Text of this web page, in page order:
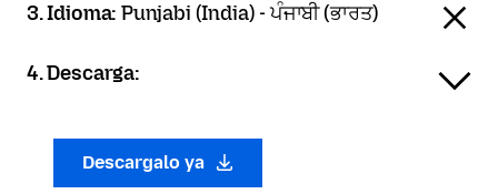
3. Idioma:Punjabi (India) - ਪੰਜਾਬੀ (ਭਾਰਤ)
4. Descarga:
Descargalo ya